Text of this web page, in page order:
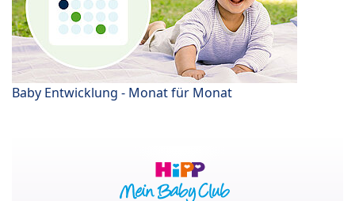
Baby Entwicklung - Monat für Monat